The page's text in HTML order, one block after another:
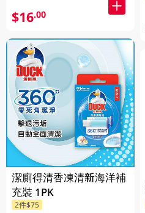
$16.00
潔廁得清香凍清新海洋補
充裝 1PK
2件$75